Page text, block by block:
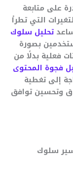
على متابعة
التي تطرأ
تحليل سلوك
بصورة
فعلية بدلًا من
فجوة المحتوى
إلى تغطية
وتحسين توافق
سلوك